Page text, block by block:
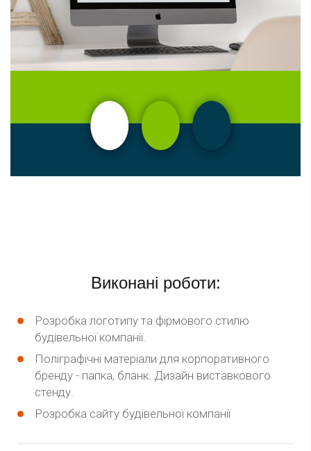
Виконані роботи:
Розробка логотипу та фірмового стилю
будівельної компанії.
Поліграфічні матеріали для корпоративного
бренду - папка, бланк. Дизайн виставкового
стенду.
Розробка сайту будівельної компанії